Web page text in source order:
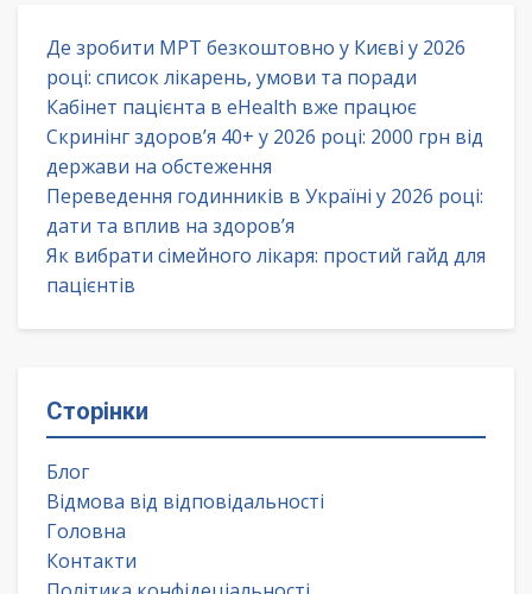
Де зробити МРТ безкоштовно у Києві у 2026
році: список лікарень, умови та поради
Кабінет пацієнта в eHealth вже працює
Скринінг здоров’я 40+ у 2026 році: 2000 грн від
держави на обстеження
Переведення годинників в Україні у 2026 році:
дати та вплив на здоров’я
Як вибрати сімейного лікаря: простий гайд для
пацієнтів
Сторінки
Блог
Відмова від відповідальності
Головна
Контакти